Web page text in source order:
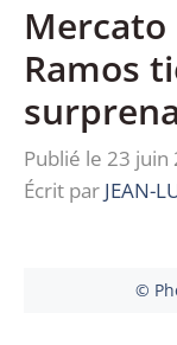
Mercato
Ramos
Publié le 23 juin
Écrit par JEAN-
©